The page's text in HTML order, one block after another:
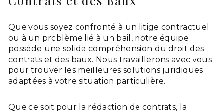
Que vous soyez confronté à un litige contractuel
ou à un problème lié à un bail, notre équipe
possède une solide compréhension du droit des
contrats et des baux. Nous travaillerons avec vous
pour trouver les meilleures solutions juridiques
adaptées à votre situation particulière.
Que ce soit pour la rédaction de contrats, la